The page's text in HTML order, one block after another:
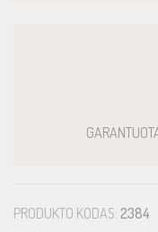
PRODUKTO KODAS: 2384